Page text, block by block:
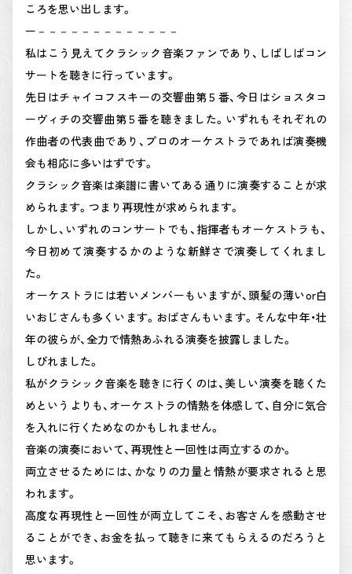
ころを思い出します。
ー－－－－－－－－－－－－－
私はこう見えてクラシック音楽ファンであり、しばしばコン
サートを聴きに行っています。
先日はチャイコフスキーの交響曲第５番、今日はショスタコ
ーヴィチの交響曲第５番を聴きました。いずれもそれぞれの
作曲者の代表曲であり、プロのオーケストラであれば演奏機
会も相応に多いはずです。
クラシック音楽は楽譜に書いてある通りに演奏することが求
められます。つまり再現性が求められます。
しかし、いずれのコンサートでも、指揮者もオーケストラも、
今日初めて演奏するかのような新鮮さで演奏してくれまし
た。
オーケストラには若いメンバーもいますが、頭髪の薄いor白
いおじさんも多くいます。おばさんもいます。そんな中年・壮
年の彼らが、全力で情熱あふれる演奏を披露しました。
しびれました。
私がクラシック音楽を聴きに行くのは、美しい演奏を聴くた
めというよりも、オーケストラの情熱を体感して、自分に気合
を入れに行くためなのかもしれません。
音楽の演奏において、再現性と一回性は両立するのか。
両立させるためには、かなりの力量と情熱が要求されると思
われます。
高度な再現性と一回性が両立してこそ、お客さんを感動させ
ることができ、お金を払って聴きに来てもらえるのだろうと
思います。